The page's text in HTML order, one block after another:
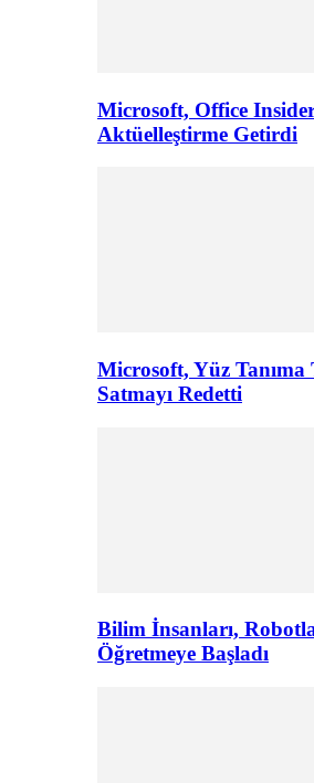
Microsoft, Office
Aktüelleştirme Getirdi
Microsoft, Yüz Tanıma
Satmayı Redetti
Bilim İnsanları,
Öğretmeye Başladı